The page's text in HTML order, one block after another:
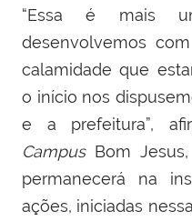
“Essa é mais
desenvolvemos
calamidade que
o início nos
e a prefeitura”,
Campus Bom
permanecerá na
ações, iniciadas